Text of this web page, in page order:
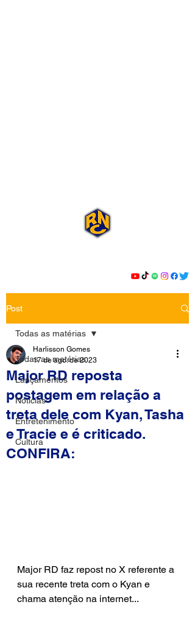
Post
Todas as matérias
Lançamentos
Notícias
Entretenimento
Cultura
Todas as matérias
Major RD reposta
postagem em relação a
treta dele com Kyan, Tasha
e Tracie e é criticado.
CONFIRA:
Harlisson Gomes
17 de ago. de 2023
Major RD faz repost no X referente a
sua recente treta com o Kyan e
chama atenção na internet...